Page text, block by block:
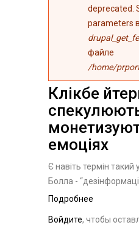
deprecated.
parameters
файле
/home/
Клікбе
емоціях
Є навіть термін
Болла -
Подробнее
Войдите, чтобы